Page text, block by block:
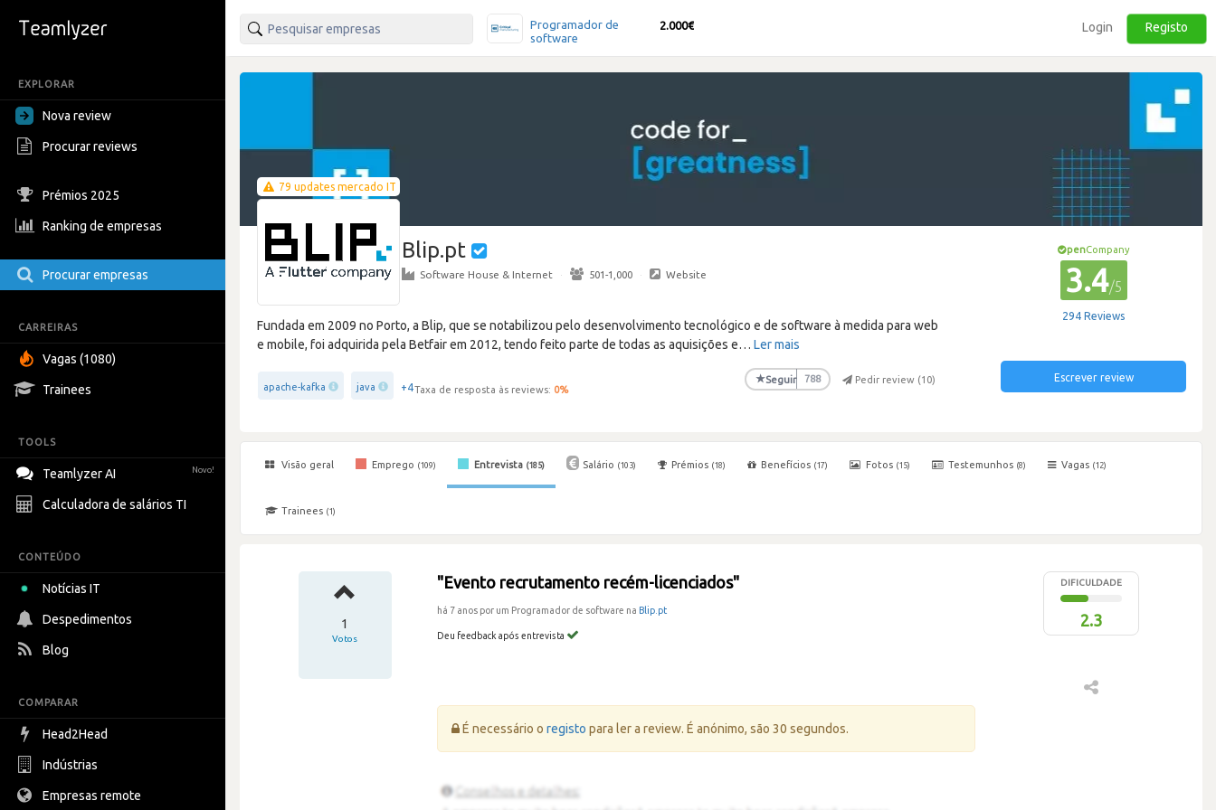
EXPLORAR
Nova review
Procurar reviews
Prémios 2025
Ranking de empresas
Procurar empresas
CARREIRAS
Vagas (1080)
Trainees
TOOLS
Teamlyzer AI Novo!
Calculadora de salários TI
CONTEÚDO
Notícias IT
Despedimentos
Blog
COMPARAR
Head2Head
Indústrias
Empresas remote
Programador de
software
2.000€ Login Registo
79 updates mercado IT
Blip.pt
Software House & Internet · 501-1,000 · Website
Fundada em 2009 no Porto, a Blip, que se notabilizou pelo desenvolvimento tecnológico e de software à medida para web
e mobile, foi adquirida pela Betfair em 2012, tendo feito parte de todas as aquisições e… Ler mais
apache-kafka java +4Taxa de resposta às reviews: 0%
★Seguir 788 Pedir review (10)
penCompany
3.4/5
294 Reviews
Escrever review
Visão geral Emprego (109) Entrevista (185) Salário (103) Prémios (18) Benefícios (17) Fotos (15) Testemunhos (8) Vagas (12)
Trainees (1)
1
Votos
"Evento recrutamento recém-licenciados"
há 7 anos por um Programador de software na Blip.pt
Deu feedback após entrevista
DIFICULDADE
2.3
Erro:
É necessário oregisto para ler a review. É anónimo, são 30 segundos.